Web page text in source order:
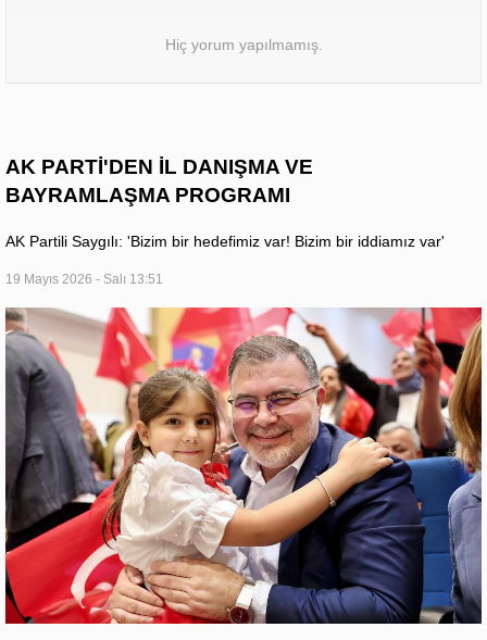
Hiç yorum yapılmamış.
AK PARTİ'DEN İL DANIŞMA VE
BAYRAMLAŞMA PROGRAMI
AK Partili Saygılı: 'Bizim bir hedefimiz var! Bizim bir iddiamız var'
19 Mayıs 2026 - Salı 13:51